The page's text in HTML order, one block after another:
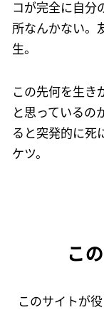
コが完全に自分
所なんかない。
生。
この先何を生き
と思っているの
ると突発的に死
ケツ。
こ
このサイトが